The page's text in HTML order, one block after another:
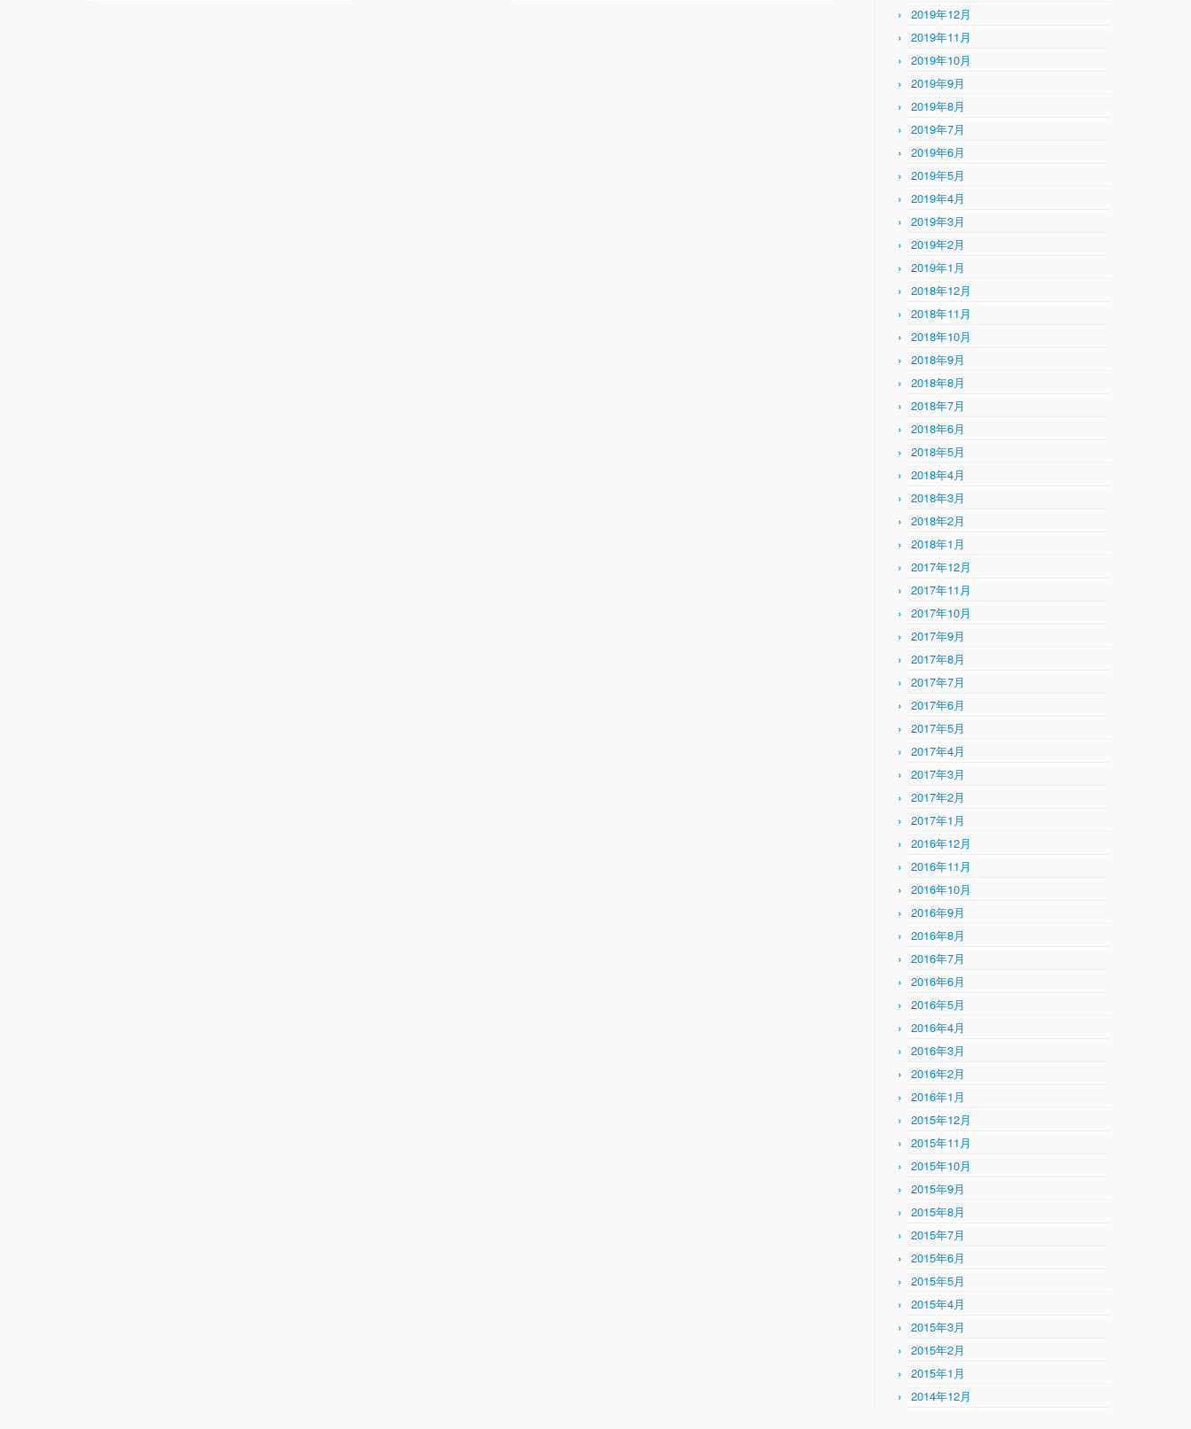
2019年12月
2019年11月
2019年10月
2019年9月
2019年8月
2019年7月
2019年6月
2019年5月
2019年4月
2019年3月
2019年2月
2019年1月
2018年12月
2018年11月
2018年10月
2018年9月
2018年8月
2018年7月
2018年6月
2018年5月
2018年4月
2018年3月
2018年2月
2018年1月
2017年12月
2017年11月
2017年10月
2017年9月
2017年8月
2017年7月
2017年6月
2017年5月
2017年4月
2017年3月
2017年2月
2017年1月
2016年12月
2016年11月
2016年10月
2016年9月
2016年8月
2016年7月
2016年6月
2016年5月
2016年4月
2016年3月
2016年2月
2016年1月
2015年12月
2015年11月
2015年10月
2015年9月
2015年8月
2015年7月
2015年6月
2015年5月
2015年4月
2015年3月
2015年2月
2015年1月
2014年12月